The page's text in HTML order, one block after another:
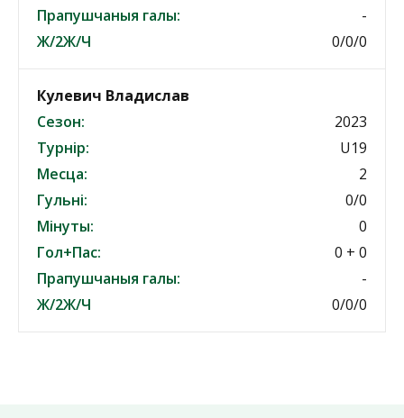
Прапушчаныя галы:
-
Ж/2Ж/Ч
0/0/0
Кулевич Владислав
Сезон:
2023
Турнір:
U19
Месца:
2
Гульні:
0/0
Мінуты:
0
Гол+Пас:
0 + 0
Прапушчаныя галы:
-
Ж/2Ж/Ч
0/0/0